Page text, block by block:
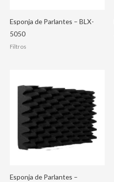
Esponja de Parlantes – BLX-
5050
Filtros
Esponja de Parlantes –